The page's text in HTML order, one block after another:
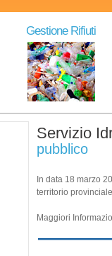
Gestione Rifiuti
Servizio
pubblico
In data 18 marzo
territorio
Maggiori